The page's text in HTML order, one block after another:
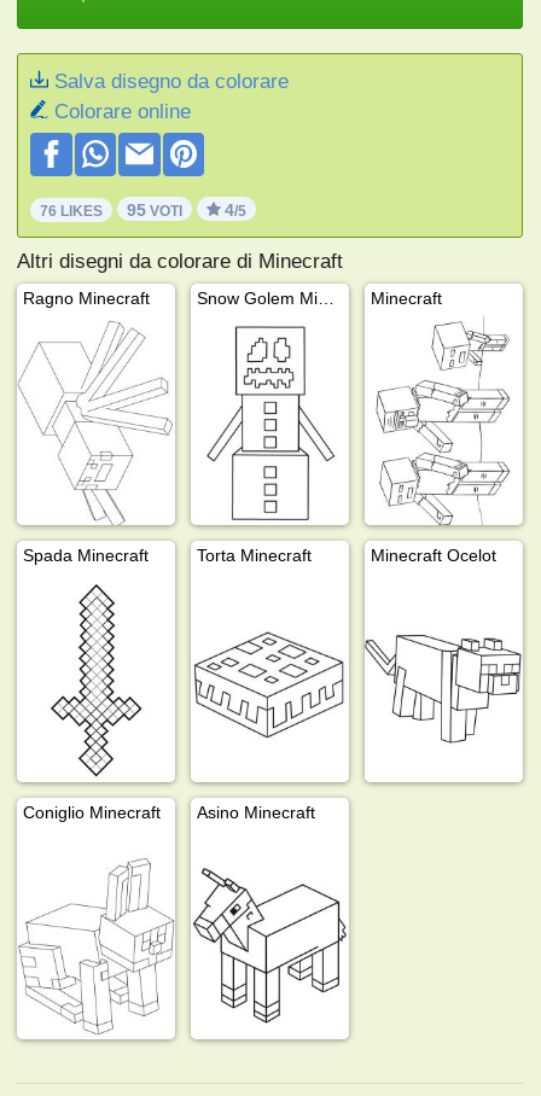
Salva disegno da colorare
Colorare online
76 LIKES 95 VOTI 4/5
Altri disegni da colorare di Minecraft
Ragno Minecraft Minecraft
Spada Minecraft Torta Minecraft Minecraft Ocelot
Coniglio Minecraft Asino Minecraft